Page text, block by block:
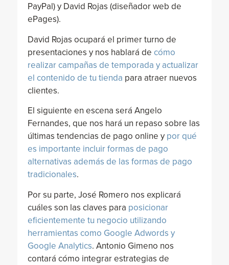
PayPal) y David Rojas (diseñador web de
ePages).
David Rojas ocupará el primer turno de
presentaciones y nos hablará de cómo
realizar campañas de temporada y actualizar
el contenido de tu tienda para atraer nuevos
clientes.
El siguiente en escena será Angelo
Fernandes, que nos hará un repaso sobre las
últimas tendencias de pago online y por qué
es importante incluir formas de pago
alternativas además de las formas de pago
tradicionales.
Por su parte, José Romero nos explicará
cuáles son las claves para posicionar
eficientemente tu negocio utilizando
herramientas como Google Adwords y
Google Analytics. Antonio Gimeno nos
contará cómo integrar estrategias de